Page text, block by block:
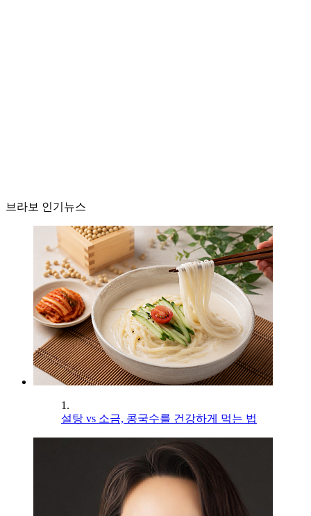
브라보 인기뉴스
1.
설탕 vs 소금, 콩국수를 건강하게 먹는 법